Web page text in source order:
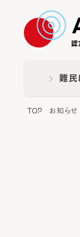
難民
TOP お知らせ